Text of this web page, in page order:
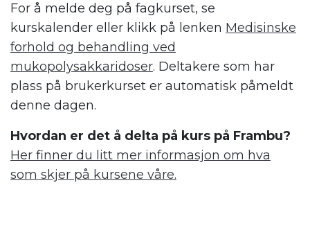
For å melde deg på fagkurset, se
kurskalender eller klikk på lenken Medisinske
forhold og behandling ved
mukopolysakkaridoser. Deltakere som har
plass på brukerkurset er automatisk påmeldt
denne dagen.
Hvordan er det å delta på kurs på Frambu?
Her finner du litt mer informasjon om hva
som skjer på kursene våre.